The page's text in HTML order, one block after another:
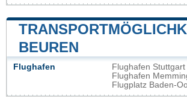
BEUREN
Flughafen Flughafen Stuttgart
Flughafen
Flugplatz Baden-